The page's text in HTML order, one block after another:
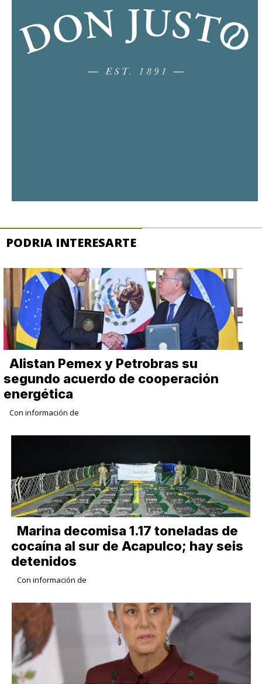
PODRIA INTERESARTE
Alistan Pemex y Petrobras su
segundo acuerdo de cooperación
energética
Con información de
Marina decomisa 1.17 toneladas de
cocaína al sur de Acapulco; hay seis
detenidos
Con información de